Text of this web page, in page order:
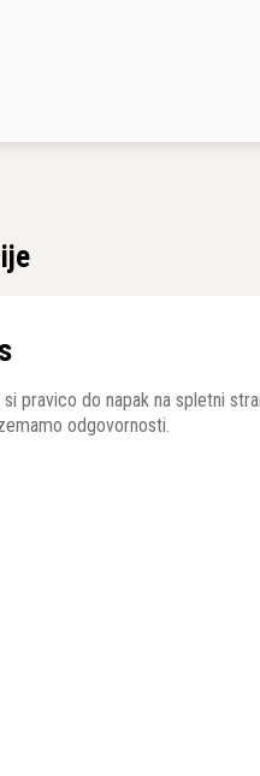
pravico do napak na spletni
odgovornosti.